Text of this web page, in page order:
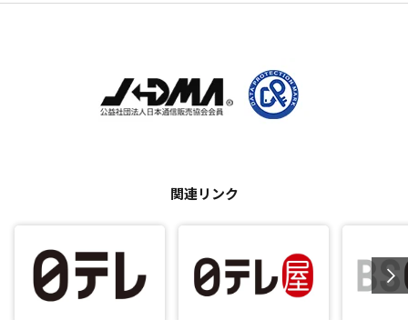
関連リンク